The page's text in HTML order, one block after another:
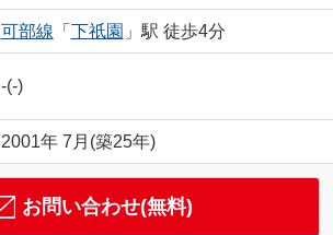
可部線 「 下祇園 」駅 徒歩4分
-(-)
2001年 7月(築25年)
お問い合わせ(無料)